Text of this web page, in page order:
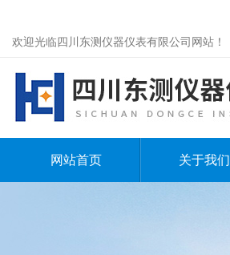
欢迎光临四川东测仪器仪表有限公司网站！
网站首页 关于我们